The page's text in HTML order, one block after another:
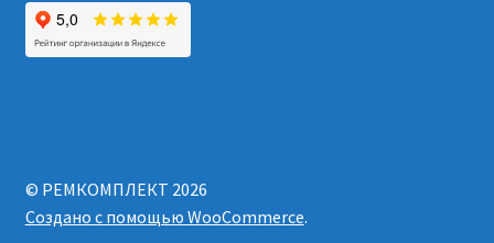
© РЕМКОМПЛЕКТ 2026
Создано с помощью WooCommerce.